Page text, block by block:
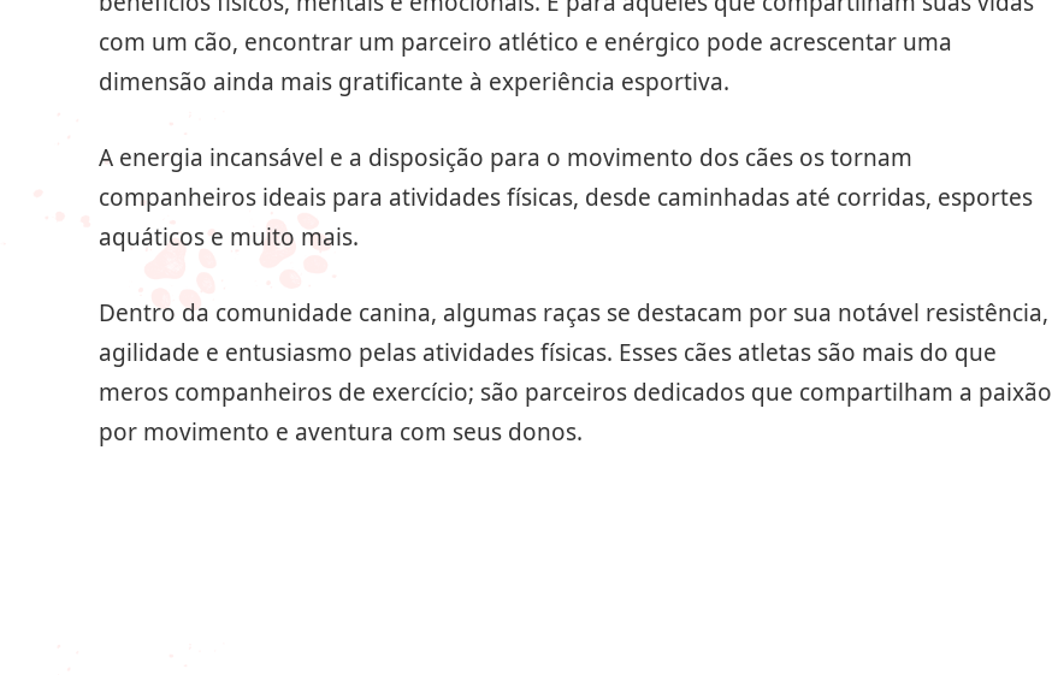
com um cão, encontrar um parceiro atlético e enérgico pode acrescentar uma
dimensão ainda mais gratificante à experiência esportiva.
A energia incansável e a disposição para o movimento dos cães os tornam
companheiros ideais para atividades físicas, desde caminhadas até corridas, esportes
aquáticos e muito mais.
Dentro da comunidade canina, algumas raças se destacam por sua notável resistência,
agilidade e entusiasmo pelas atividades físicas. Esses cães atletas são mais do que
meros companheiros de exercício; são parceiros dedicados que compartilham a paixão
por movimento e aventura com seus donos.